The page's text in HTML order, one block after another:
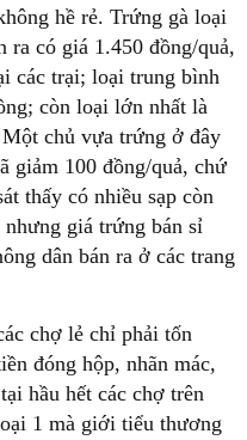
hề rẻ. Trứng gà loại
ra có giá 1.450 đồng/quả,
các trại; loại trung bình
còn loại lớn nhất là
chủ vựa trứng ở đây
giảm 100 đồng/quả, chứ
thấy có nhiều sạp còn
giá trứng bán sỉ
dân bán ra ở các trang
chợ lẻ chỉ phải tốn
đóng hộp, nhãn mác,
hầu hết các chợ trên
1 mà giới tiểu thương